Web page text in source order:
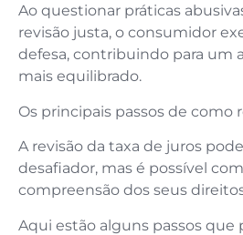
Ao questionar práticas
revisão justa, o consumidor
defesa, contribuindo para um
mais equilibrado.
Os principais passos de como
A revisão da taxa de juros
desafiador, mas é possível
compreensão dos seus
Aqui estão alguns passos que